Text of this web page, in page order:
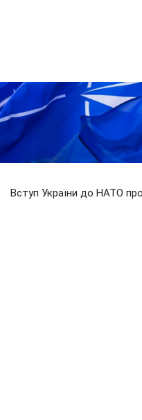
Вступ України до НАТО